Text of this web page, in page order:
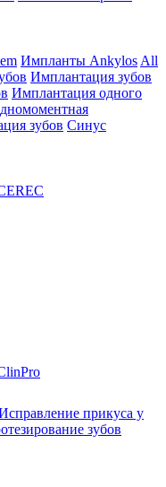
Импланты Ankylos All
Имплантация зубов
Имплантация одного
зубов Синус
прикуса у
зубов